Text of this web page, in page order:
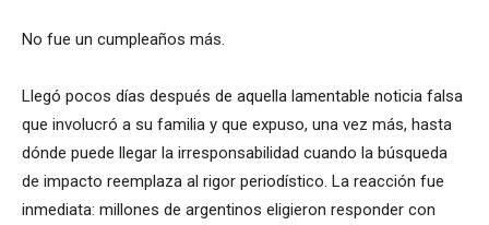
No fue un cumpleaños más.
Llegó pocos días después de aquella lamentable noticia falsa
que involucró a su familia y que expuso, una vez más, hasta
dónde puede llegar la irresponsabilidad cuando la búsqueda
de impacto reemplaza al rigor periodístico. La reacción fue
inmediata: millones de argentinos eligieron responder con